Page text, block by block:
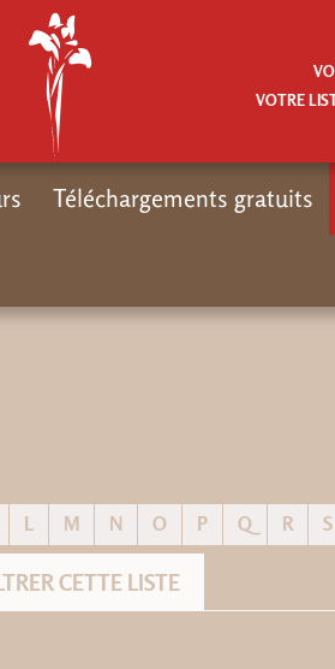
L M N O P Q R S
CETTE LISTE
VOTRE
Téléchargements gratuits